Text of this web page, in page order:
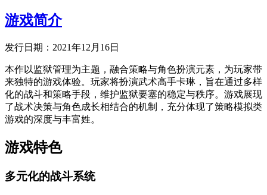
游戏简介
发行日期：2021年12月16日
本作以监狱管理为主题，融合策略与角色扮演元素，为玩家带
来独特的游戏体验。玩家将扮演武术高手卡琳，旨在通过多样
化的战斗和策略手段，维护监狱要塞的稳定与秩序。游戏展现
了战术决策与角色成长相结合的机制，充分体现了策略模拟类
游戏的深度与丰富姓。
游戏特色
多元化的战斗系统